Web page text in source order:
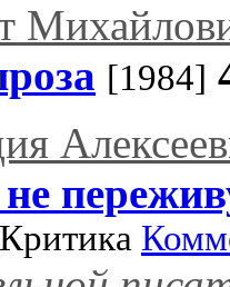
[1984]